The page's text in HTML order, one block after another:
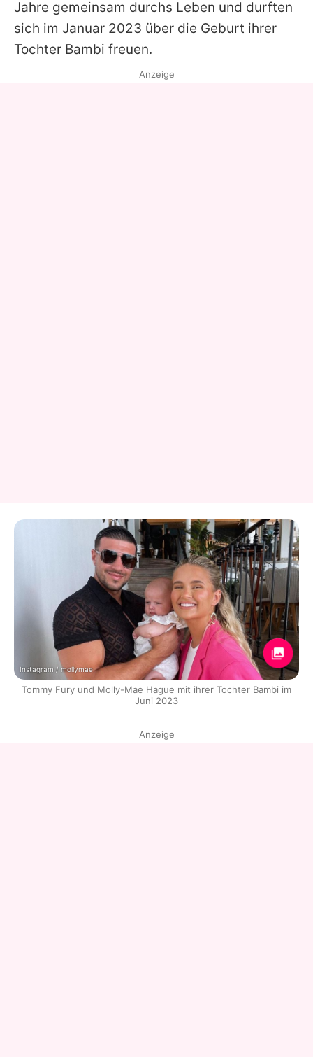
Jahre gemeinsam durchs Leben und durften
sich im Januar 2023 über die Geburt ihrer
Tochter Bambi freuen.
Anzeige
Instagram / mollymae
Tommy Fury und Molly-Mae Hague mit ihrer Tochter Bambi im
Juni 2023
Anzeige